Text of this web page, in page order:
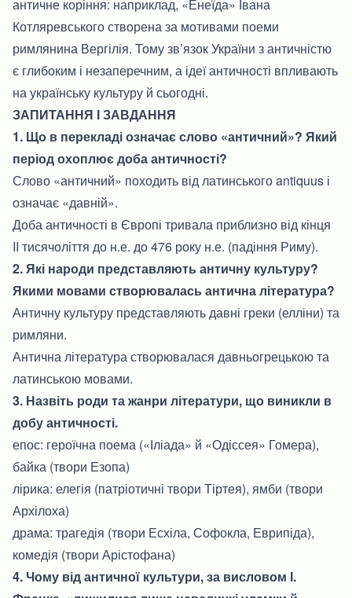
античне коріння: наприклад, «Енеїда» Івана
Котляревського створена за мотивами поеми
римлянина Вергілія. Тому зв’язок України з античністю
є глибоким і незаперечним, а ідеї античності впливають
на українську культуру й сьогодні.
ЗАПИТАННЯ І ЗАВДАННЯ
1. Що в перекладі означає слово «античний»? Який
період охоплює доба античності?
Слово «античний» походить від латинського antiquus і
означає «давній».
Доба античності в Європі тривала приблизно від кінця
II тисячоліття до н.е. до 476 року н.е. (падіння Риму).
2. Які народи представляють античну культуру?
Якими мовами створювалась антична література?
Античну культуру представляють давні греки (елліни) та
римляни.
Антична література створювалася давньогрецькою та
латинською мовами.
3. Назвіть роди та жанри літератури, що виникли в
добу античності.
епос: героїчна поема («Іліада» й «Одіссея» Гомера),
байка (твори Езопа)
лірика: елегія (патріотичні твори Тіртея), ямби (твори
Архілоха)
драма: трагедія (твори Есхіла, Софокла, Еврипіда),
комедія (твори Арістофана)
4. Чому від античної культури, за висловом І.